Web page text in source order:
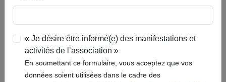
« Je désire être informé(e) des manifestations et
activités de l’association »
En soumettant ce formulaire, vous acceptez que vos
données soient utilisées dans le cadre des